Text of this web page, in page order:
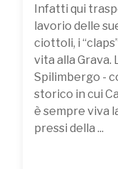
Infatti qui
lavorio delle
ciottoli, i
vita alla Grava.
Spilimbergo -
storico in cui
è sempre viva
pressi della ...